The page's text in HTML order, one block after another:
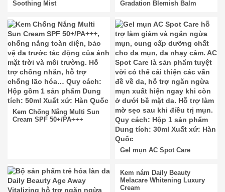
Soothing Mist Gradation Blemish Balm
Kem Chống Nắng Multi Sun
Cream SPF 50+/PA+++
Gel mụn AC Spot Care
Kem nám Daily Beauty
Melacare Whitening Luxury
Cream